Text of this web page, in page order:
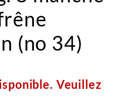
(no 34)
Veuillez